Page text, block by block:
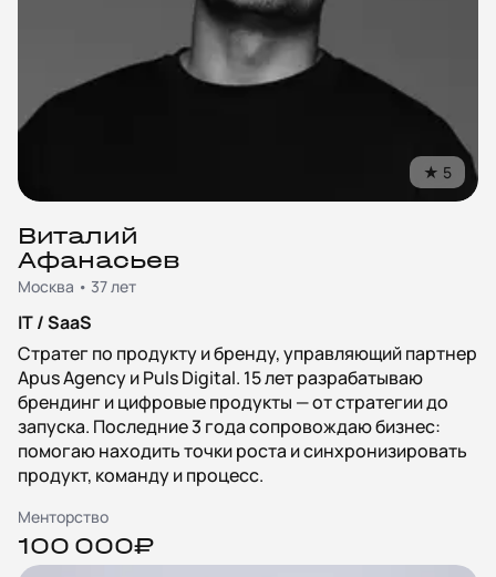
★ 5
Виталий
Афанасьев
Москва • 37 лет
IT / SaaS
Стратег по продукту и бренду, управляющий партнер
Apus Agency и Puls Digital. 15 лет разрабатываю
брендинг и цифровые продукты — от стратегии до
запуска. Последние 3 года сопровождаю бизнес:
помогаю находить точки роста и синхронизировать
продукт, команду и процесс.
Менторство
100 000₽